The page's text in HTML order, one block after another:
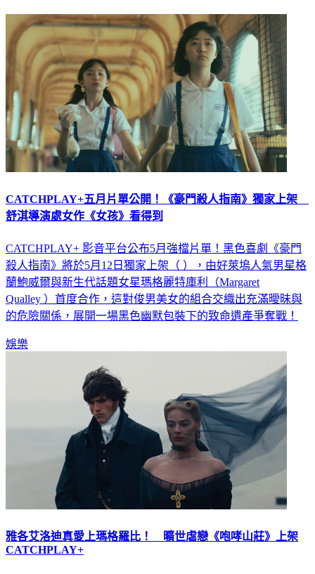
CATCHPLAY+五月片單公開！《豪門殺人指南》獨家上架
舒淇導演處女作《女孩》看得到
CATCHPLAY+ 影音平台公布5月強檔片單！黑色喜劇《豪門
殺人指南》將於5月12日獨家上架（ ），由好萊塢人氣男星格
蘭鮑威爾與新生代話題女星瑪格麗特庫利（Margaret
Qualley ）首度合作，這對俊男美女的組合交織出充滿曖昧與
的危險關係，展開一場黑色幽默包裝下的致命遺產爭奪戰！
娛樂
雅各艾洛迪真愛上瑪格羅比！ 曠世虐戀《咆哮山莊》上架
CATCHPLAY+